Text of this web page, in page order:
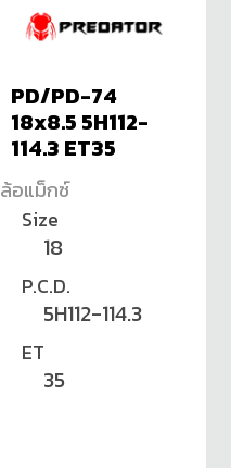
PD/PD-74
18x8.5 5H112-
114.3 ET35
ล้อแม็กซ์
Size
18
P.C.D.
5H112-114.3
ET
35